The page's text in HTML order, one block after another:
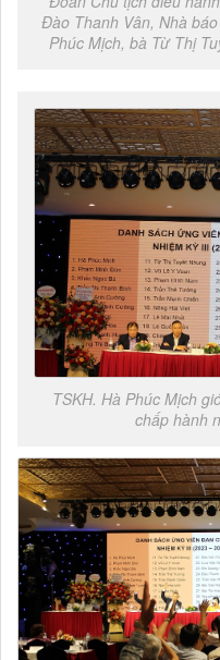
Đào Thanh Vân, Nhà
Phúc Mịch, bà Từ Thị
TSKH. Hà Phúc Mịch
chấp hành